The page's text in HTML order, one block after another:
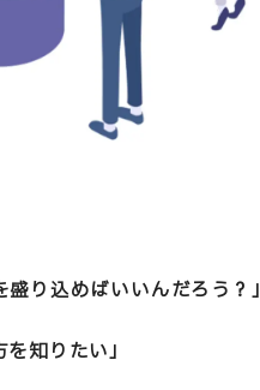
り込めばいいんだろう？」
知りたい」